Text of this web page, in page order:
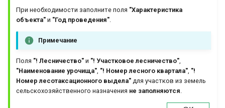
При необходимости заполните поля "Характеристика
объекта" и "Год проведения".
Примечание
Поля "! Лесничество" и "! Участковое лесничество"
"Наименование урочища" "! Номер лесного квартала" "!
Номер лесотаксационного выдела" для участков из земель
сельскохозяйственного назначения не заполняются